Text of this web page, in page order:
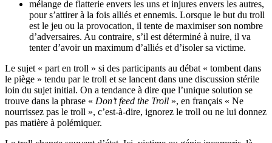
mélange de flatterie envers les uns et injures envers les autres,
pour s’attirer à la fois alliés et ennemis. Lorsque le but du troll
est le jeu ou la provocation, il tente de maximiser son nombre
d’adversaires. Au contraire, s’il est déterminé à nuire, il va
tenter d’avoir un maximum d’alliés et d’isoler sa victime.
Le sujet « part en troll » si des participants au débat « tombent dans
le piège » tendu par le troll et se lancent dans une discussion stérile
loin du sujet initial. On a tendance à dire que l’unique solution se
trouve dans la phrase « Don’t feed the Troll », en français « Ne
nourrissez pas le troll », c’est-à-dire, ignorez le troll ou ne lui donnez
pas matière à polémiquer.